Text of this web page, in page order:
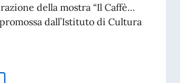
della mostra “Il Caffè…
dall’Istituto di Cultura